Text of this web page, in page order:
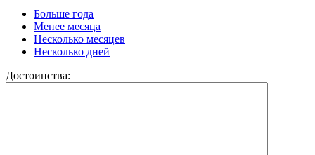
Больше года
Менее месяца
Несколько месяцев
Несколько дней
Достоинства: